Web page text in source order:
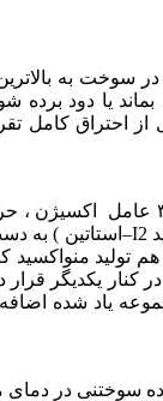
سوخت به
یا دود برده
احتراق
آتش نتیجه یک واکنش شیمیایی
I2–استاتین ) به
منواکسید
کنار یکدیگر
یاد شده
سوختنی در دمای